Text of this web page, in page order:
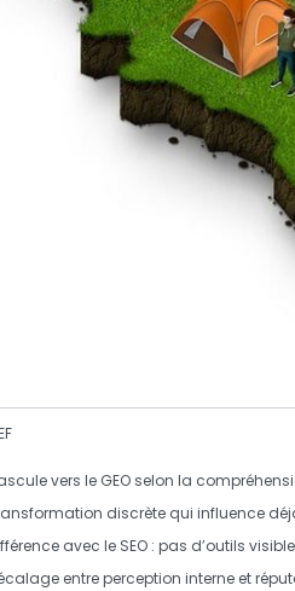
vers le GEO selon la
discrète qui influence
avec le SEO : pas d’outils
entreperception interne et